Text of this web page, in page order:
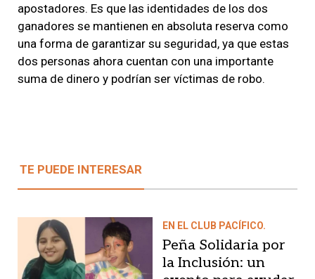
apostadores. Es que las identidades de los dos
ganadores se mantienen en absoluta reserva como
una forma de garantizar su seguridad, ya que estas
dos personas ahora cuentan con una importante
suma de dinero y podrían ser víctimas de robo.
TE PUEDE INTERESAR
EN EL CLUB PACÍFICO.
Peña Solidaria por
la Inclusión: un